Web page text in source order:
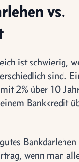
vs.
ist schwierig,
sind.
2% über 10
Bankkredit
Bankdarlehen
wenn man